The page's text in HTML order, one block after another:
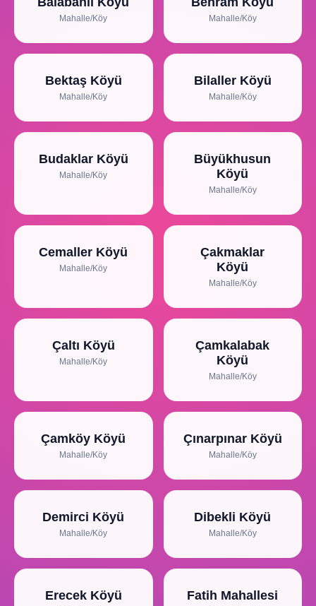
Mahalle/Köy Mahalle/Köy
Bektaş Köyü
Mahalle/Köy
Bilaller Köyü
Mahalle/Köy
Budaklar Köyü
Mahalle/Köy
Büyükhusun
Köyü
Mahalle/Köy
Cemaller Köyü
Mahalle/Köy
Çakmaklar
Köyü
Mahalle/Köy
Çaltı Köyü
Mahalle/Köy
Çamkalabak
Köyü
Mahalle/Köy
Çamköy Köyü
Mahalle/Köy
Çınarpınar Köyü
Mahalle/Köy
Demirci Köyü
Mahalle/Köy
Dibekli Köyü
Mahalle/Köy
Erecek Köyü Fatih Mahallesi